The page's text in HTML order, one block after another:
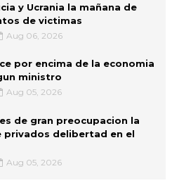
y Ucrania la mañana de
de victimas
Aug 06, 2026
por encima de la economia
ministro
Aug 05, 2026
es de gran preocupacion la
privados delibertad en el
Aug 05, 2026